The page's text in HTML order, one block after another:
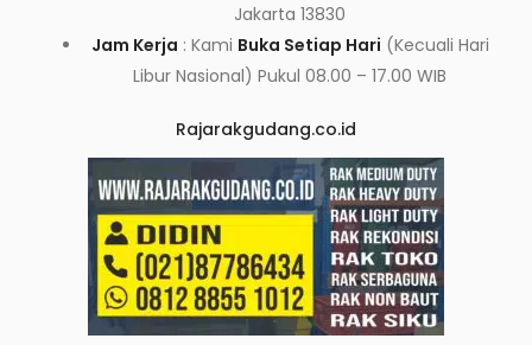
Jakarta 13830
Jam Kerja : Kami Buka Setiap Hari (Kecuali Hari
Libur Nasional) Pukul 08.00 – 17.00 WIB
Rajarakgudang.co.id